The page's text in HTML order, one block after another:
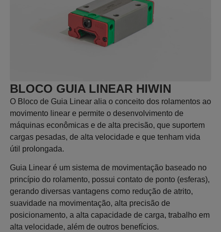
BLOCO GUIA LINEAR HIWIN
O Bloco de Guia Linear alia o conceito dos rolamentos ao
movimento linear e permite o desenvolvimento de
máquinas econômicas e de alta precisão, que suportem
cargas pesadas, de alta velocidade e que tenham vida
útil prolongada.
Guia Linear é um sistema de movimentação baseado no
princípio do rolamento, possui contato de ponto (esferas),
gerando diversas vantagens como redução de atrito,
suavidade na movimentação, alta precisão de
posicionamento, a alta capacidade de carga, trabalho em
alta velocidade, além de outros benefícios.